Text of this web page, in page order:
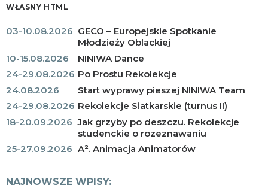
WŁASNY HTML
03-10.08.2026 GECO – Europejskie Spotkanie
Młodzieży Oblackiej
10-15.08.2026
NINIWA Dance
24-29.08.2026 Po Prostu Rekolekcje
24.08.2026
Start wyprawy pieszej NINIWA Team
24-29.08.2026 Rekolekcje Siatkarskie (turnus II)
18-20.09.2026 Jak grzyby po deszczu. Rekolekcje
studenckie o rozeznawaniu
25-27.09.2026 A². Animacja Animatorów
NAJNOWSZE WPISY: